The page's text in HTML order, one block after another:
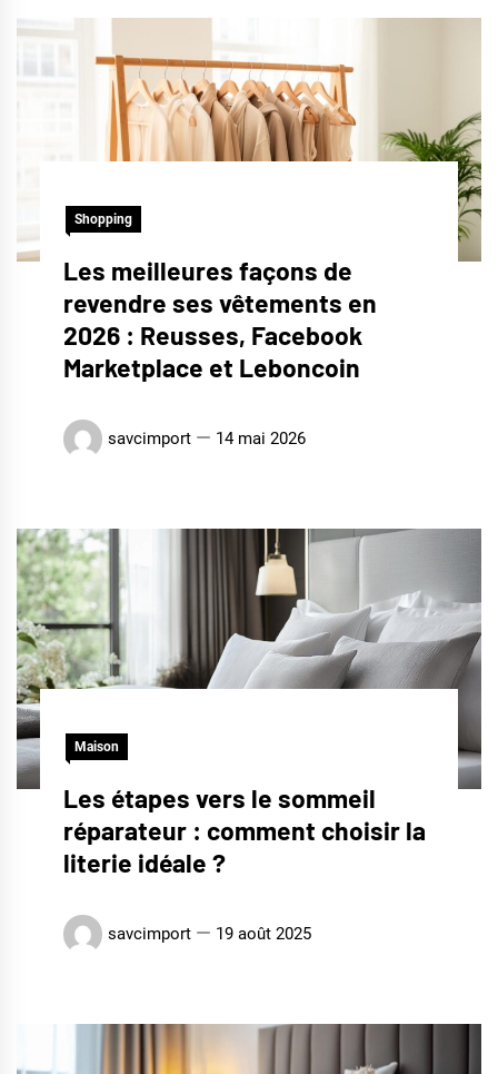
Shopping
Les meilleures façons de
revendre ses vêtements en
2026 : Reusses, Facebook
Marketplace et Leboncoin
savcimport 14 mai 2026
Maison
Les étapes vers le sommeil
réparateur : comment choisir la
literie idéale ?
savcimport 19 août 2025